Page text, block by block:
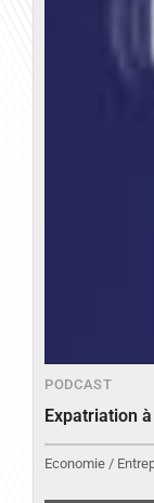
PODCAST
Expatriation
Economie /